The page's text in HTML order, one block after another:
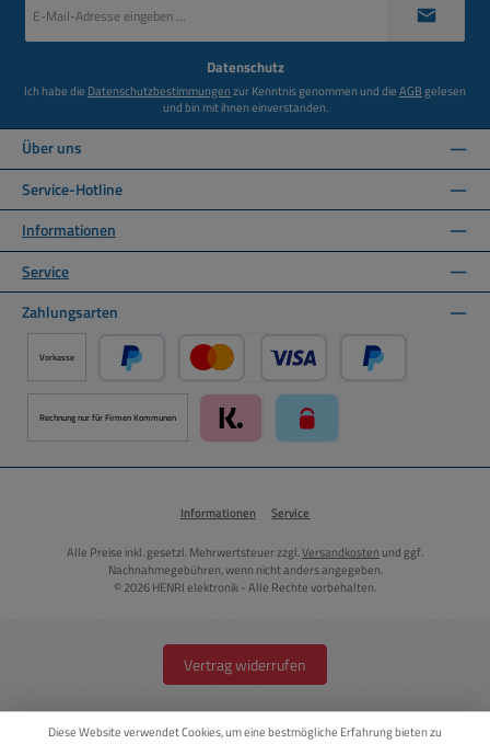
Mail-
Datenschutz
Ich habe die Datenschutzbestimmungenzur Kenntnis genommen und dieAGBgelesen
und bin mit ihnen einverstanden.
Über uns
Service-Hotline
Informationen
Service
Zahlungsarten
Vorkasse
PayPal Kredit- oder Debitkarte über PayPal
Rechnung nur für Firmen Kommunen
Informationen Service
Alle Preise inkl. gesetzl. Mehrwertsteuer zzgl.Versandkosten und ggf.
Nachnahmegebühren, wenn nicht anders angegeben.
© 2026 HENRI elektronik - Alle Rechte vorbehalten.
Vertrag widerrufen
Diese Website verwendet Cookies, um eine bestmögliche Erfahrung bieten zu